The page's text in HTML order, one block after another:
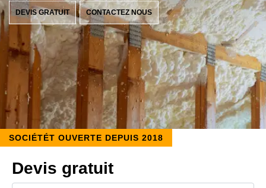
DEVIS GRATUIT CONTACTEZ NOUS
SOCIÉTÉT OUVERTE DEPUIS 2018
Devis gratuit